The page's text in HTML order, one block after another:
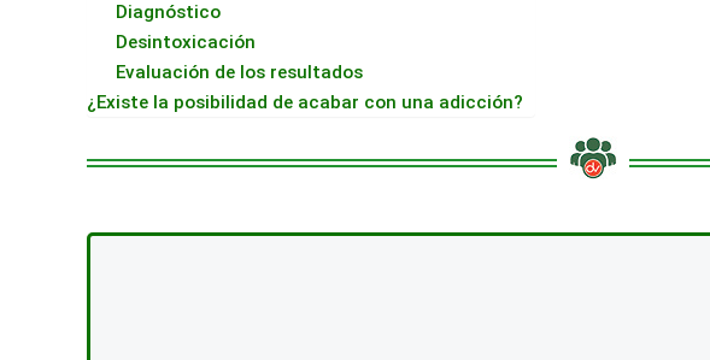
Diagnóstico
Desintoxicación
Evaluación de los resultados
¿Existe la posibilidad de acabar con una adicción?